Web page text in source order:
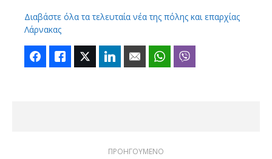
Διαβάστε όλα τα τελευταία νέα της πόλης και επαρχίας
Λάρνακας
FacebookLike Twitter LinkedIn Email WhatsApp
ΠΡΟΗΓΟΥΜΕΝΟ